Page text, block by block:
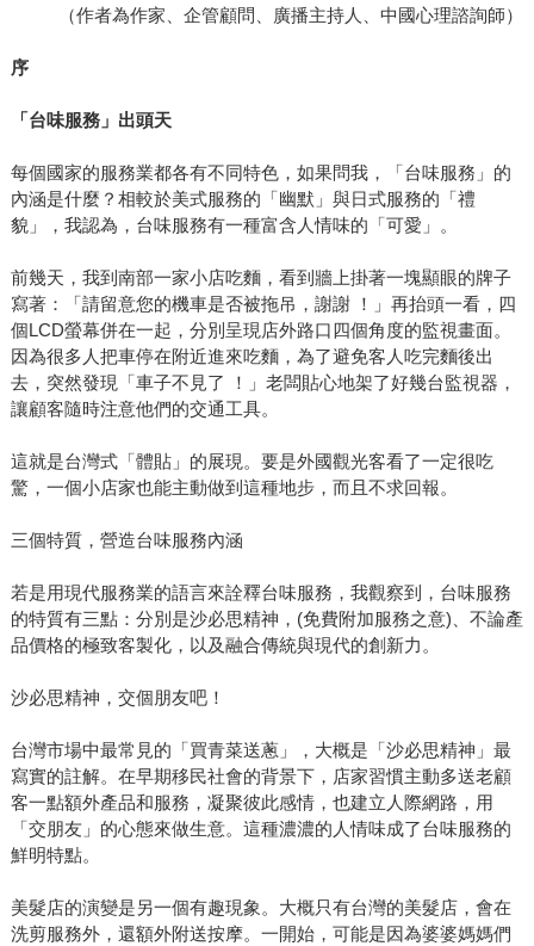
（作者為作家、企管顧問、廣播主持人、中國心理諮詢師）
序
「台味服務」出頭天
每個國家的服務業都各有不同特色，如果問我，「台味服務」的
內涵是什麼？相較於美式服務的「幽默」與日式服務的「禮
貌」，我認為，台味服務有一種富含人情味的「可愛」。
前幾天，我到南部一家小店吃麵，看到牆上掛著一塊顯眼的牌子
寫著：「請留意您的機車是否被拖吊，謝謝 ！」再抬頭一看，四
個LCD螢幕併在一起，分別呈現店外路口四個角度的監視畫面。
因為很多人把車停在附近進來吃麵，為了避免客人吃完麵後出
去，突然發現「車子不見了 ！」老闆貼心地架了好幾台監視器，
讓顧客隨時注意他們的交通工具。
這就是台灣式「體貼」的展現。要是外國觀光客看了一定很吃
驚，一個小店家也能主動做到這種地步，而且不求回報。
三個特質，營造台味服務內涵
若是用現代服務業的語言來詮釋台味服務，我觀察到，台味服務
的特質有三點：分別是沙必思精神，(免費附加服務之意)、不論產
品價格的極致客製化，以及融合傳統與現代的創新力。
沙必思精神，交個朋友吧！
台灣市場中最常見的「買青菜送蔥」，大概是「沙必思精神」最
寫實的註解。在早期移民社會的背景下，店家習慣主動多送老顧
客一點額外產品和服務，凝聚彼此感情，也建立人際網路，用
「交朋友」的心態來做生意。這種濃濃的人情味成了台味服務的
鮮明特點。
美髮店的演變是另一個有趣現象。大概只有台灣的美髮店，會在
洗剪服務外，還額外附送按摩。一開始，可能是因為婆婆媽媽們